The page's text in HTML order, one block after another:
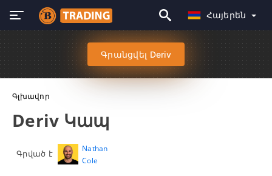
Հայերեն
Գրանցվել Deriv
Գլխավոր
Deriv Կապ
Գրված է
Nathan
Cole